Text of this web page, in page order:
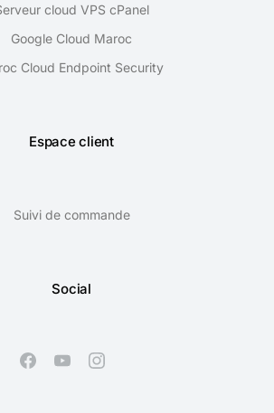
cloud VPS cPanel
Google Cloud Maroc
Cloud Endpoint Security
Espace client
Suivi de commande
Social